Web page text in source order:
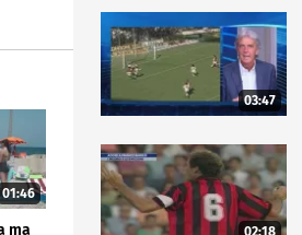
01:46
ma
03:47
02:18